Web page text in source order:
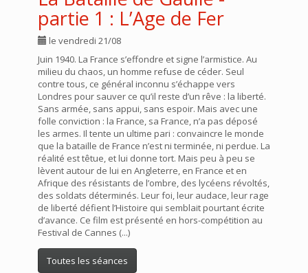
partie 1 : L’Age de Fer
le vendredi 21/08
Juin 1940. La France s’effondre et signe l’armistice. Au
milieu du chaos, un homme refuse de céder. Seul
contre tous, ce général inconnu s’échappe vers
Londres pour sauver ce qu’il reste d’un rêve : la liberté.
Sans armée, sans appui, sans espoir. Mais avec une
folle conviction : la France, sa France, n’a pas déposé
les armes. Il tente un ultime pari : convaincre le monde
que la bataille de France n’est ni terminée, ni perdue. La
réalité est têtue, et lui donne tort. Mais peu à peu se
lèvent autour de lui en Angleterre, en France et en
Afrique des résistants de l’ombre, des lycéens révoltés,
des soldats déterminés. Leur foi, leur audace, leur rage
de liberté défient l’Histoire qui semblait pourtant écrite
d’avance. Ce film est présenté en hors-compétition au
Festival de Cannes (...)
Toutes les séances